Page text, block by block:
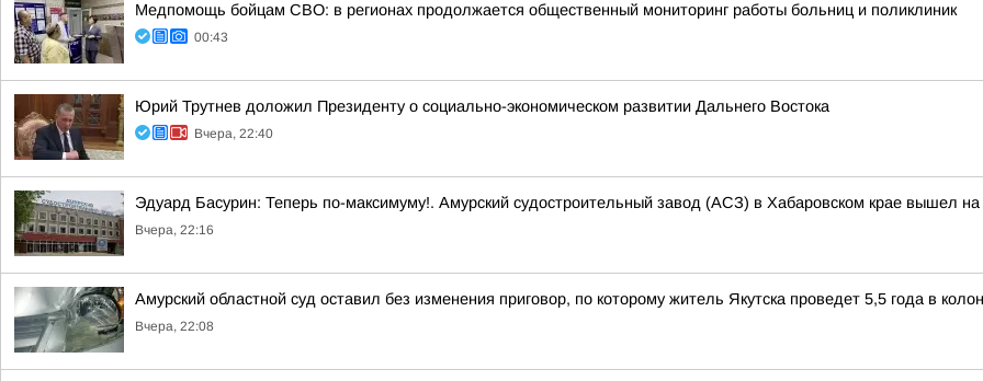
Медпомощь бойцам СВО: в регионах продолжается общественный мониторинг работы больниц и поликлиник
00:43
Юрий Трутнев доложил Президенту о социально-экономическом развитии Дальнего Востока
Вчера, 22:40
Эдуард Басурин: Теперь по-максимуму!. Амурский судостроительный завод (АСЗ) в Хабаровском крае вышел на
Вчера, 22:16
Амурский областной суд оставил без изменения приговор, по которому житель Якутска проведет 5,5 года в
Вчера, 22:08